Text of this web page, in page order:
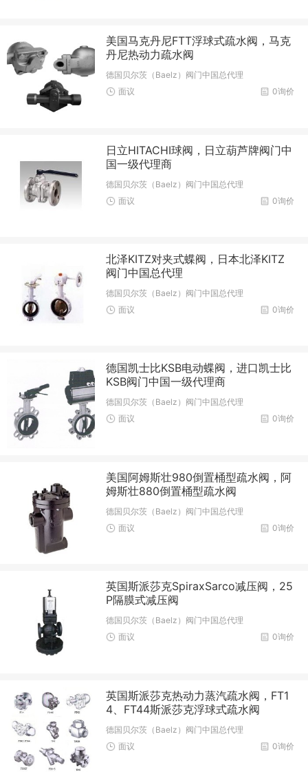
美国马克丹尼FTT浮球式疏水阀，马克
丹尼热动力疏水阀
德国贝尔茨（Baelz）阀门中国总代理
0询价
面议
日立HITACHI球阀，日立葫芦牌阀门中
国一级代理商
德国贝尔茨（Baelz）阀门中国总代理
0询价
面议
北泽KITZ对夹式蝶阀，日本北泽KITZ
阀门中国总代理
德国贝尔茨（Baelz）阀门中国总代理
0询价
面议
德国凯士比KSB电动蝶阀，进口凯士比
KSB阀门中国一级代理商
德国贝尔茨（Baelz）阀门中国总代理
0询价
面议
美国阿姆斯壮980倒置桶型疏水阀，阿
姆斯壮880倒置桶型疏水阀
德国贝尔茨（Baelz）阀门中国总代理
0询价
面议
英国斯派莎克SpiraxSarco减压阀，25
P隔膜式减压阀
德国贝尔茨（Baelz）阀门中国总代理
0询价
面议
英国斯派莎克热动力蒸汽疏水阀，FT1
4、FT44斯派莎克浮球式疏水阀
德国贝尔茨（Baelz）阀门中国总代理
0询价
面议